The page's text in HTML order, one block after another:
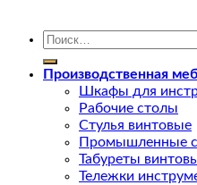
Искать:
Производственная
Шкафы для
Рабочие столы
Стулья винтовые
Промышленные
Табуреты
Тележки